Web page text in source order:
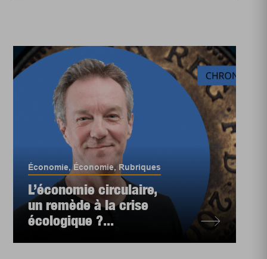
Économie,Économie, Rubriques
L’économie circulaire,
un remède à la crise
écologique ?...